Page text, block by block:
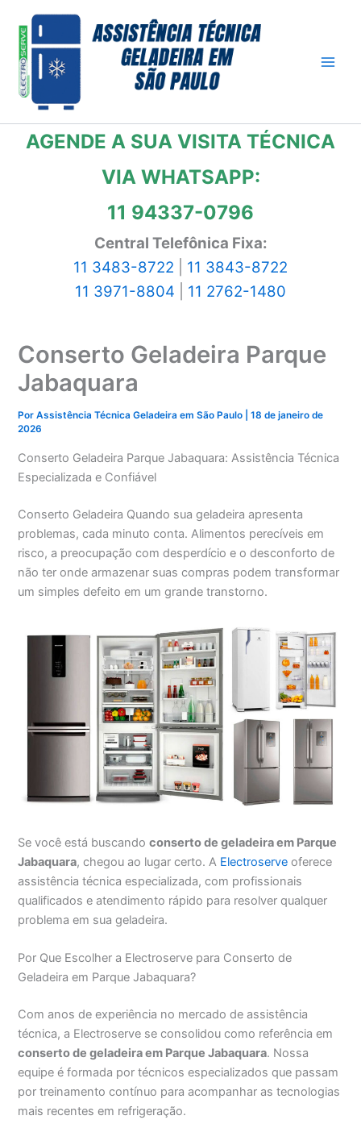
para
conteúdo
AGENDE A SUA VISITA TÉCNICA
VIA WHATSAPP:
11 94337-0796
Central Telefônica Fixa:
11 3483-8722
11 3843-8722
11 3971-8804
11 2762-1480
Conserto Geladeira Parque
Jabaquara
PorAssistência Técnica Geladeira em São Paulo |18 de janeiro de
2026
Conserto Geladeira Parque Jabaquara: Assistência Técnica
Especializada e Confiável
Conserto Geladeira Quando sua geladeira apresenta
problemas, cada minuto conta. Alimentos perecíveis em
risco, a preocupação com desperdício e o desconforto de
não ter onde armazenar suas compras podem transformar
um simples defeito em um grande transtorno.
Se você está buscandoconserto de geladeira em Parque
Jabaquara, chegou ao lugar certo. A Electroserve oferece
assistência técnica especializada, com profissionais
qualificados e atendimento rápido para resolver qualquer
problema em sua geladeira.
Por Que Escolher a Electroserve para Conserto de
Geladeira em Parque Jabaquara?
Com anos de experiência no mercado de assistência
técnica, a Electroserve se consolidou como referência em
conserto de geladeira em Parque Jabaquara. Nossa
equipe é formada por técnicos especializados que passam
por treinamento contínuo para acompanhar as tecnologias
mais recentes em refrigeração.